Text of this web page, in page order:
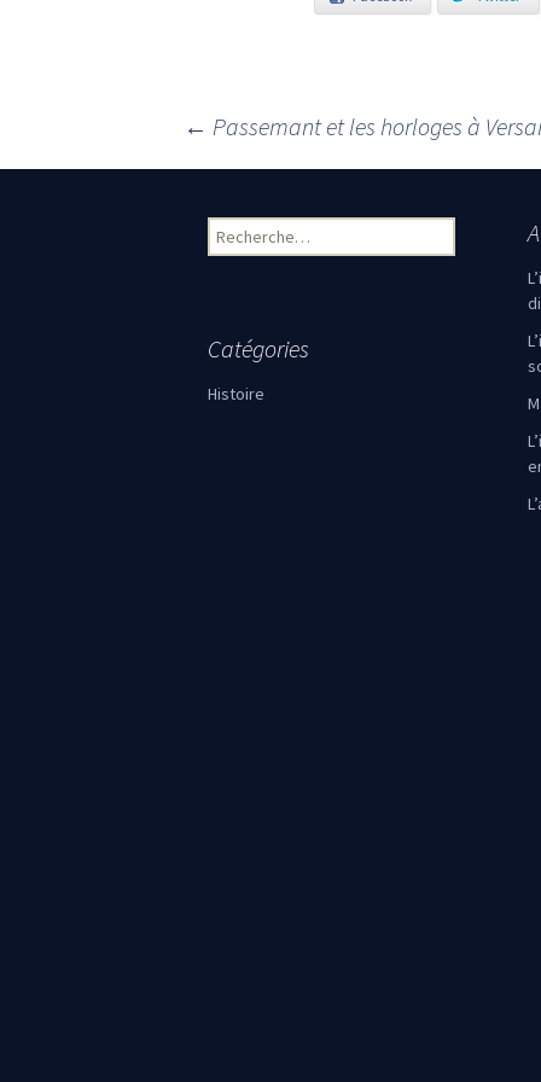
Navigation des articles
← Passemant et les horloges à
Rechercher :
Catégories
Histoire